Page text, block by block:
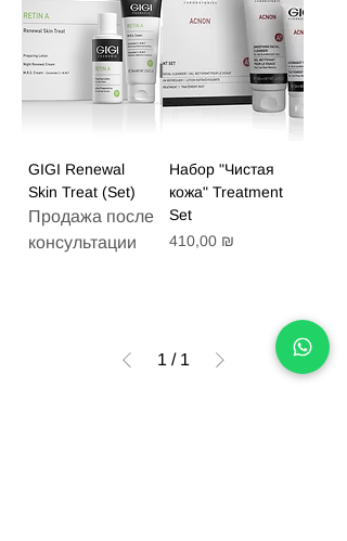
GIGI Renewal
Skin Treat (Set)
Продажа после
консультации
Набор "Чистая
кожа" Treatment
Set
Цена
410,00 ₪
1 / 1